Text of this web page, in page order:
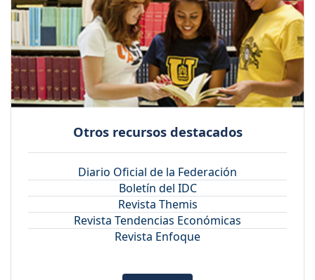
Otros recursos destacados
Diario Oficial de la Federación
Boletín del IDC
Revista Themis
Revista Tendencias Económicas
Revista Enfoque